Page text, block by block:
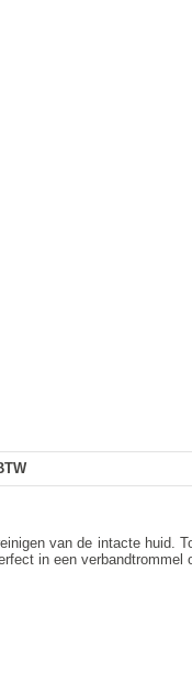
van de intacte huid.
in een verbandtrommel